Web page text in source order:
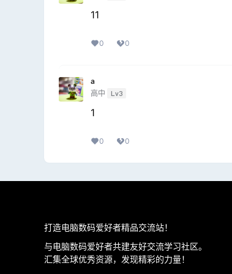
11
0 0
a
高中
Lv3
1
0 0
打造电脑数码爱好者精品交流站！
与电脑数码爱好者共建友好交流学习社区。
汇集全球优秀资源，发现精彩的力量！